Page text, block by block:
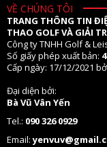
VỀ CHÚNG TÔI
TRANG THÔNG TIN
THAO GOLF VÀ GIẢI
Công ty TNHH Golf &
Số giấy phép xuất bản:
Cấp ngày: 17/12/2021
Đại diện bởi:
Bà Vũ Vân Yến
Tel.: 090 326 0929
Email: